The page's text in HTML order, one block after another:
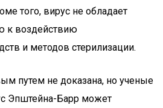
того, вирус не обладает
к воздействию
и методов стерилизации.
путем не доказана, но ученые
Эпштейна-Барр может